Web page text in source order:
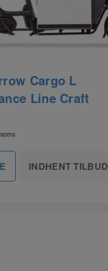
Cargo L
Line Craft
INDHENT TILBUD